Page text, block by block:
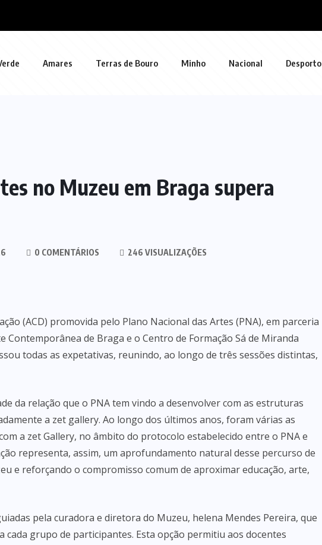
Amares Terras de Bouro Minho Nacional Desporto
no Muzeu em Braga supera
0 COMENTÁRIOS 246 VISUALIZAÇÕES
(ACD) promovida pelo Plano Nacional das Artes (PNA), em parceria
Contemporânea de Braga e o Centro de Formação Sá de Miranda
todas as expetativas, reunindo, ao longo de três sessões distintas,
da relação que o PNA tem vindo a desenvolver com as estruturas
a zet gallery. Ao longo dos últimos anos, foram várias as
a zet Gallery, no âmbito do protocolo estabelecido entre o PNA e
representa, assim, um aprofundamento natural desse percurso de
e reforçando o compromisso comum de aproximar educação, arte,
pela curadora e diretora do Muzeu, helena Mendes Pereira, que
grupo de participantes. Esta opção permitiu aos docentes